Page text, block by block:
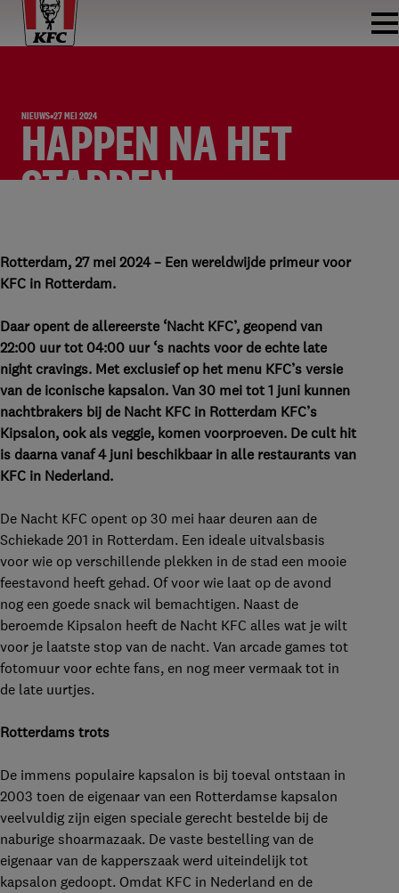
NIEUWS 27 MEI 2024
HAPPEN NA HET
STAPPEN
Rotterdam, 27 mei 2024 – Een wereldwijde primeur voor
KFC in Rotterdam.
Daar opent de allereerste ‘Nacht KFC’, geopend van
22:00 uur tot 04:00 uur ‘s nachts voor de echte late
night cravings. Met exclusief op het menu KFC’s versie
van de iconische kapsalon. Van 30 mei tot 1 juni kunnen
nachtbrakers bij de Nacht KFC in Rotterdam KFC’s
Kipsalon, ook als veggie, komen voorproeven. De cult hit
is daarna vanaf 4 juni beschikbaar in alle restaurants van
KFC in Nederland.
De Nacht KFC opent op 30 mei haar deuren aan de
Schiekade 201 in Rotterdam. Een ideale uitvalsbasis
voor wie op verschillende plekken in de stad een mooie
feestavond heeft gehad. Of voor wie laat op de avond
nog een goede snack wil bemachtigen. Naast de
beroemde Kipsalon heeft de Nacht KFC alles wat je wilt
voor je laatste stop van de nacht. Van arcade games tot
fotomuur voor echte fans, en nog meer vermaak tot in
de late uurtjes.
Rotterdams trots
De immens populaire kapsalon is bij toeval ontstaan in
2003 toen de eigenaar van een Rotterdamse kapsalon
veelvuldig zijn eigen speciale gerecht bestelde bij de
naburige shoarmazaak. De vaste bestelling van de
eigenaar van de kapperszaak werd uiteindelijk tot
kapsalon gedoopt. Omdat KFC in Nederland en de